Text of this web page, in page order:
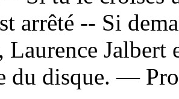
arrêté -- Si
Laurence
du disque. —